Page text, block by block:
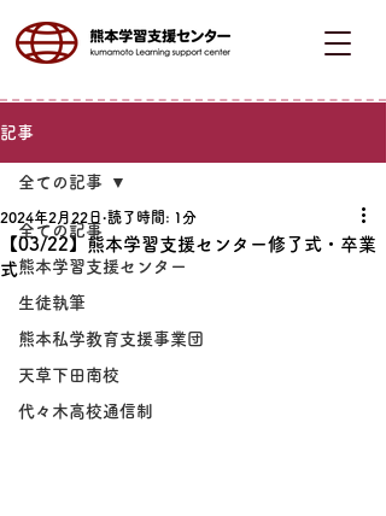
記事
全ての記事
熊本学習支援センター
生徒執筆
熊本私学教育支援事業団
天草下田南校
代々木高校通信制
全ての記事
【03/22】熊本学習支援センター修了式・卒業
式
2024年2月22日 読了時間: 1分